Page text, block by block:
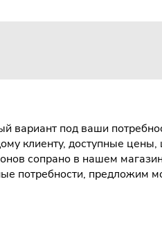
под ваши
клиенту, доступные цены,
сопрано в нашем
потребности, предложим